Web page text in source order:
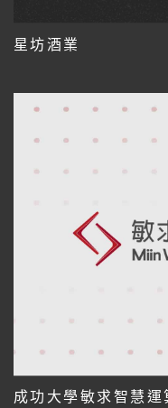
星坊酒業
成功大學敏求智慧運